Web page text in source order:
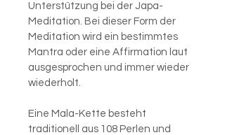
Unterstützung bei der Japa-
Meditation. Bei dieser Form der
Meditation wird ein bestimmtes
Mantra oder eine Affirmation laut
ausgesprochen und immer wieder
wiederholt.
Eine Mala-Kette besteht
traditionell aus 108 Perlen und